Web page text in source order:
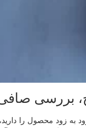
بررسی
زود محصول را